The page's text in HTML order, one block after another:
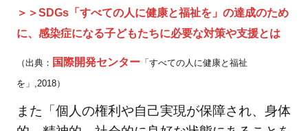
ード
ゲー
で買
＞＞SDGs「すべての人に健康と福祉を」の達成のため
に、感染症になる子どもたちに必要な対策や支援とは
（出典： 国際開発センター 「すべての人に健康と福祉
を」,2018）
また「個人の権利や自己実現が保障され、身体